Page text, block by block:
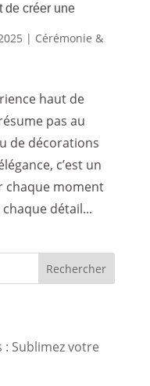
de créer une
| Cérémonie &
haut de
pas au
de décorations
c’est un
chaque moment
détail...
Rechercher
: Sublimez votre